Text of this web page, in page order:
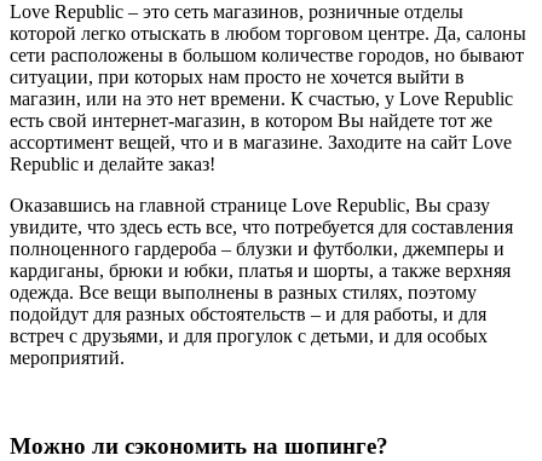
Love Republic – это сеть магазинов, розничные отделы
которой легко отыскать в любом торговом центре. Да, салоны
сети расположены в большом количестве городов, но бывают
ситуации, при которых нам просто не хочется выйти в
магазин, или на это нет времени. К счастью, у Love Republic
есть свой интернет-магазин, в котором Вы найдете тот же
ассортимент вещей, что и в магазине. Заходите на сайт Love
Republic и делайте заказ!
Оказавшись на главной странице Love Republic, Вы сразу
увидите, что здесь есть все, что потребуется для составления
полноценного гардероба – блузки и футболки, джемперы и
кардиганы, брюки и юбки, платья и шорты, а также верхняя
одежда. Все вещи выполнены в разных стилях, поэтому
подойдут для разных обстоятельств – и для работы, и для
встреч с друзьями, и для прогулок с детьми, и для особых
мероприятий.
Можно ли сэкономить на шопинге?